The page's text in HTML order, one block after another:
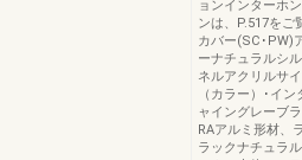
ョンインターホ
ンは、P.517をご
カバー(SC･PW)
ーナチュラルシ
ネルアクリルサ
（カラー）･イ
ャイングレーブ
RAアルミ形材、
ラックナチュラ